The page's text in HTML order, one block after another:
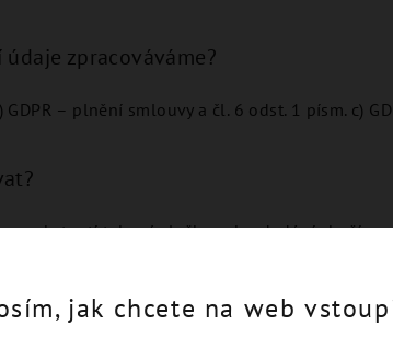
zpracováváme?
– plnění smlouvy a čl. 6 odst. 1 písm. c)
poskytnutí takové služby nebo dodání zboží.
jak chcete na web